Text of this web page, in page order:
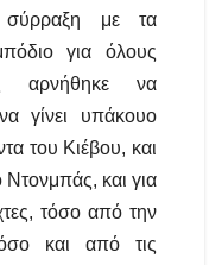
σύρραξη με τα
για όλους
αρνήθηκε να
γίνει υπάκουο
του Κιέβου, και
Ντονμπάς, και για
τόσο από την
και από τις